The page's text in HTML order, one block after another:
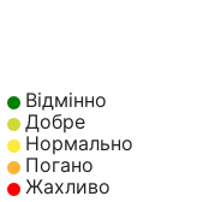
Відмінно
Добре
Нормально
Погано
Жахливо